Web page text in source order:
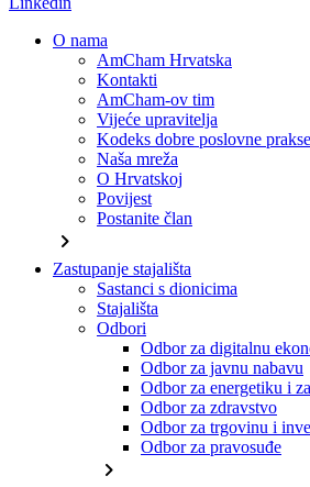
O nama
AmCham Hrvatska
Kontakti
AmCham-ov tim
Vijeće upravitelja
Kodeks dobre poslovne prakse
Naša mreža
O Hrvatskoj
Povijest
Postanite član
chevron_right
Zastupanje stajališta
Sastanci s dionicima
Stajališta
Odbori
Odbor za digitalnu
Odbor za javnu nabavu
Odbor za energetiku i
Odbor za zdravstvo
Odbor za trgovinu i
Odbor za pravosuđe
chevron_right